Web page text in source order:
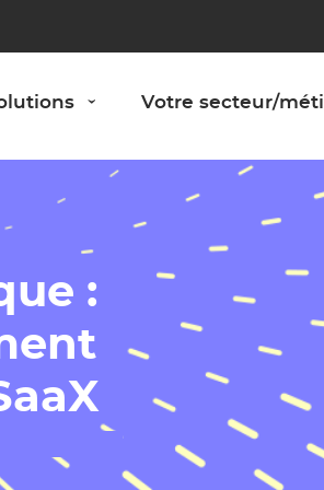
› Afficher le panneau
Votre secteur/
: